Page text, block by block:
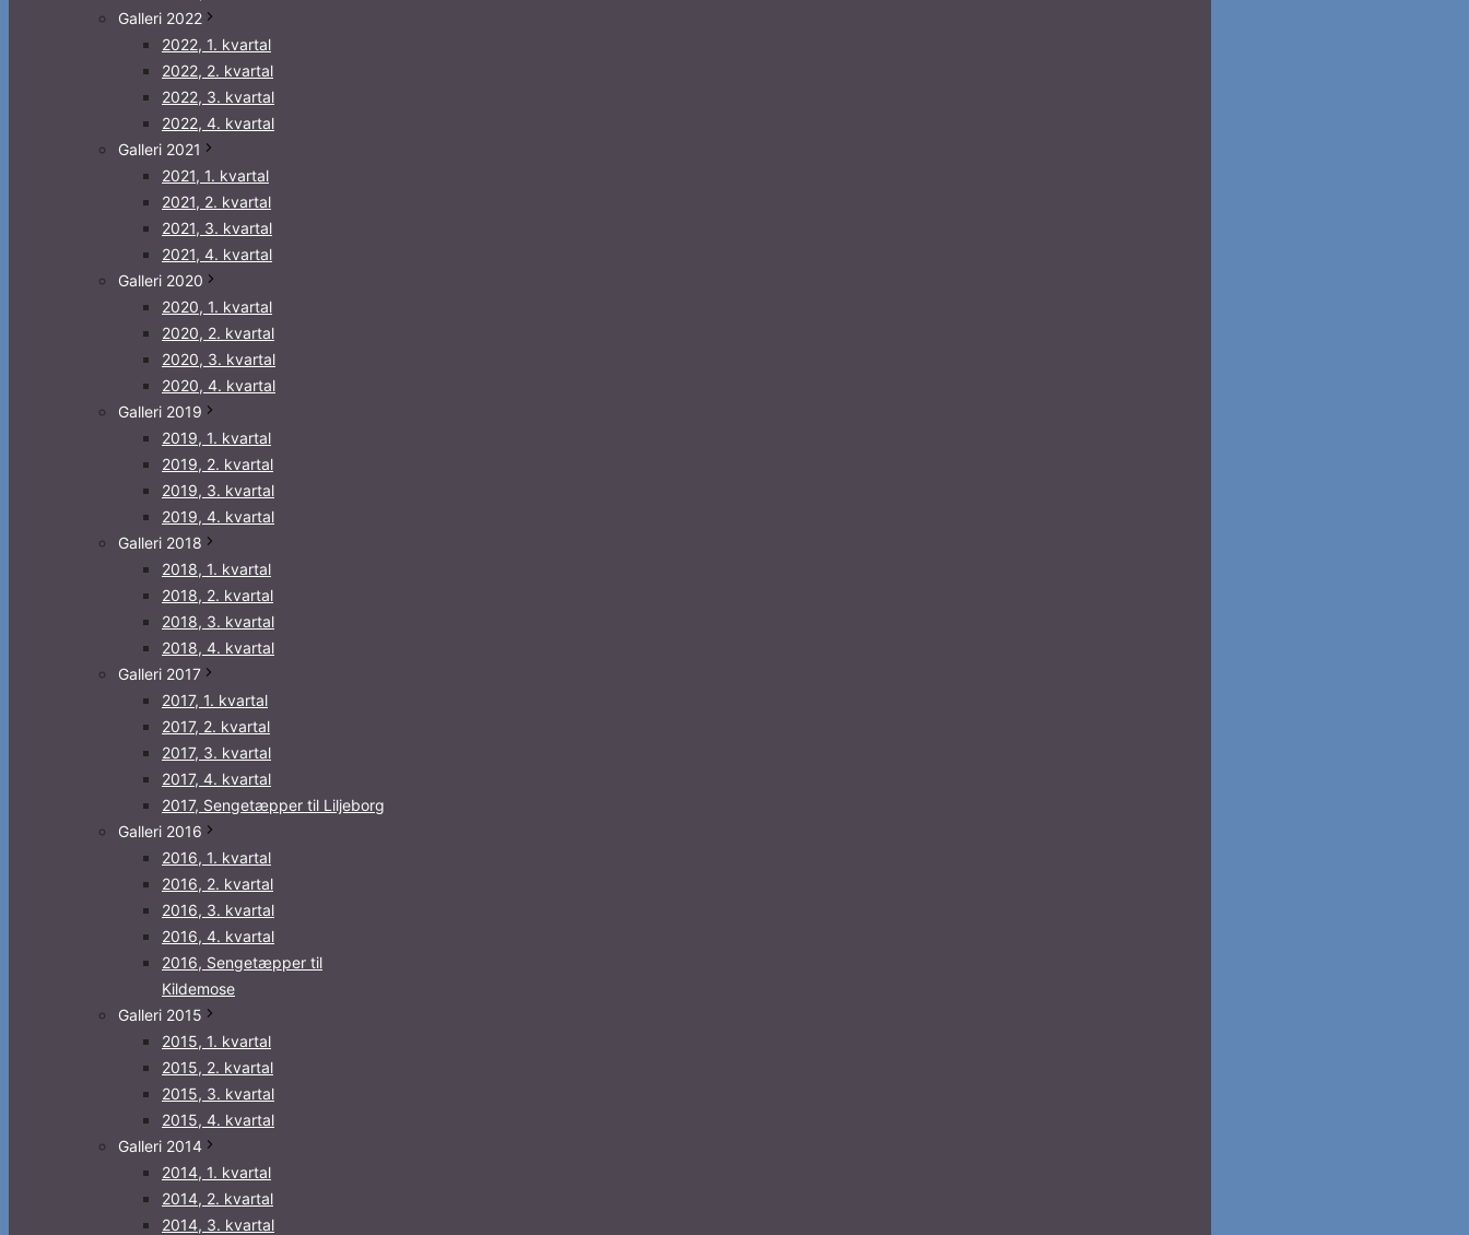
Galleri 2022
2022, 1. kvartal
2022, 2. kvartal
2022, 3. kvartal
2022, 4. kvartal
Galleri 2021
2021, 1. kvartal
2021, 2. kvartal
2021, 3. kvartal
2021, 4. kvartal
Galleri 2020
2020, 1. kvartal
2020, 2. kvartal
2020, 3. kvartal
2020, 4. kvartal
Galleri 2019
2019, 1. kvartal
2019, 2. kvartal
2019, 3. kvartal
2019, 4. kvartal
Galleri 2018
2018, 1. kvartal
2018, 2. kvartal
2018, 3. kvartal
2018, 4. kvartal
Galleri 2017
2017, 1. kvartal
2017, 2. kvartal
2017, 3. kvartal
2017, 4. kvartal
2017, Sengetæpper til Liljeborg
Galleri 2016
2016, 1. kvartal
2016, 2. kvartal
2016, 3. kvartal
2016, 4. kvartal
2016, Sengetæpper til
Kildemose
Galleri 2015
2015, 1. kvartal
2015, 2. kvartal
2015, 3. kvartal
2015, 4. kvartal
Galleri 2014
2014, 1. kvartal
2014, 2. kvartal
2014, 3. kvartal